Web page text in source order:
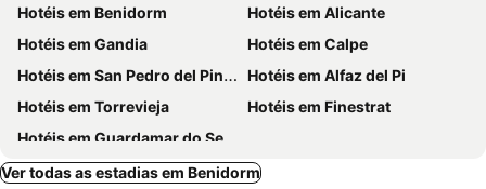
Hotéis em Benidorm
Hotéis em Alicante
Hotéis em Gandia
Hotéis em Calpe
Hotéis em San Pedro del Pinatar
Hotéis em Alfaz del Pi
Hotéis em Torrevieja
Hotéis em Finestrat
Hotéis em Guardamar do Segura
Ver todas as estadias em Benidorm